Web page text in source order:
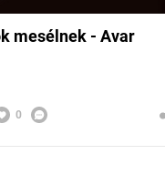
mesélnek - Avar
0